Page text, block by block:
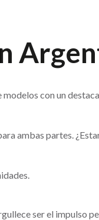
con un
ambas partes.
ser el impulso